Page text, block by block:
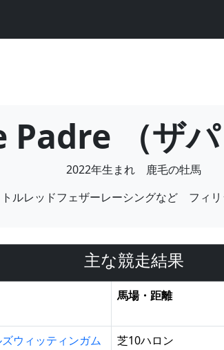
Padre （ザパ
2022年生まれ 鹿毛の牡馬
ルレッドフェザーレーシングなど フィリ
主な競走結果
馬場・距離
ウィッティンガム
芝10ハロン